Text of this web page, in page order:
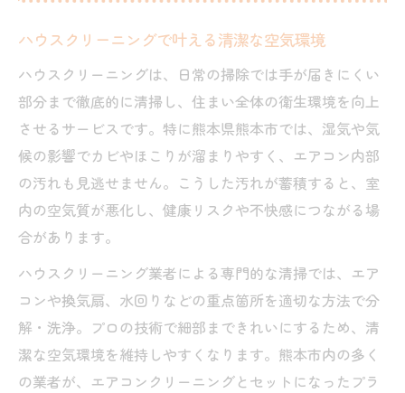
ハウスクリーニングで叶える清潔な空気環境
ハウスクリーニングは、日常の掃除では手が届きにくい
部分まで徹底的に清掃し、住まい全体の衛生環境を向上
させるサービスです。特に熊本県熊本市では、湿気や気
候の影響でカビやほこりが溜まりやすく、エアコン内部
の汚れも見逃せません。こうした汚れが蓄積すると、室
内の空気質が悪化し、健康リスクや不快感につながる場
合があります。
ハウスクリーニング業者による専門的な清掃では、エア
コンや換気扇、水回りなどの重点箇所を適切な方法で分
解・洗浄。プロの技術で細部まできれいにするため、清
潔な空気環境を維持しやすくなります。熊本市内の多く
の業者が、エアコンクリーニングとセットになったプラ